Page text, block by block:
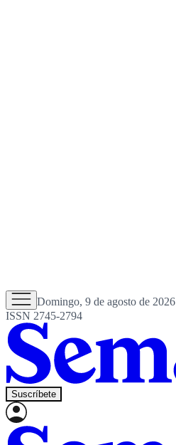
Domingo, 9 de agosto de 2026
ISSN 2745-2794
Suscríbete